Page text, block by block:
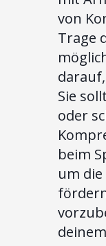
von
Trage
Sie
oder
beim
um